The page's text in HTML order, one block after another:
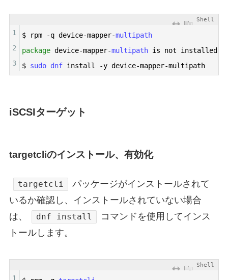
Shell
1
2
3
$ rpm -q device-mapper-multipath
package device-mapper-multipath is not
installed
$ sudo dnf install -y device-mapper-multipath
iSCSIターゲット
targetcliのインストール、有効化
targetcli
パッケージがインストールされて
いるか確認し、インストールされていない場合
は、
dnf install
コマンドを使用してインス
トールします。
Shell
1